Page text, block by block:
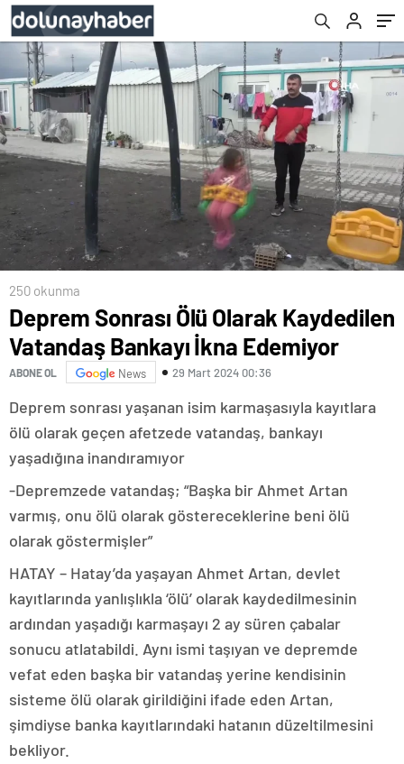
250 okunma
Deprem Sonrası Ölü Olarak Kaydedilen
Vatandaş Bankayı İkna Edemiyor
ABONE OL News 29 Mart 2024 00:36
Deprem sonrası yaşanan isim karmaşasıyla kayıtlara
ölü olarak geçen afetzede vatandaş, bankayı
yaşadığına inandıramıyor
-Depremzede vatandaş; “Başka bir Ahmet Artan
varmış, onu ölü olarak göstereceklerine beni ölü
olarak göstermişler”
HATAY – Hatay’da yaşayan Ahmet Artan, devlet
kayıtlarında yanlışlıkla ‘ölü’ olarak kaydedilmesinin
ardından yaşadığı karmaşayı 2 ay süren çabalar
sonucu atlatabildi. Aynı ismi taşıyan ve depremde
vefat eden başka bir vatandaş yerine kendisinin
sisteme ölü olarak girildiğini ifade eden Artan,
şimdiyse banka kayıtlarındaki hatanın düzeltilmesini
bekliyor.